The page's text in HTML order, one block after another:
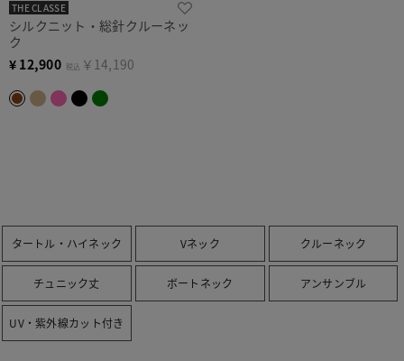
THE CLASSE
シルクニット・総針クルーネッ
ク
¥ 12,900 税込 ￥14,190
タートル・ハイネック Vネック クルーネック
チュニック丈 ボートネック アンサンブル
UV・紫外線カット付き